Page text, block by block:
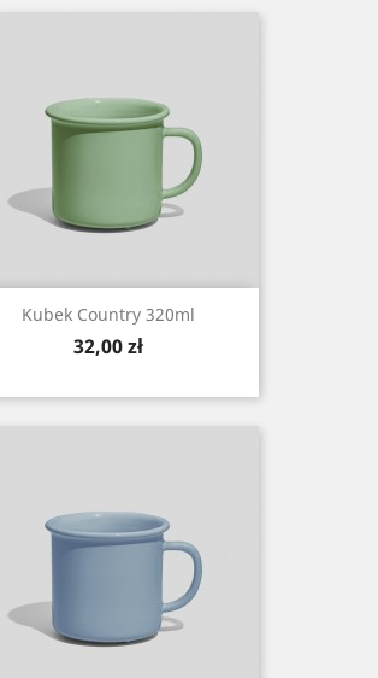
Kubek Country 320ml
Cena
32,00 zł